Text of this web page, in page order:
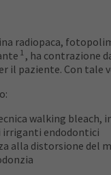
radiopaca,
1 , ha contrazione
il paziente. Con
walking bleach,
irriganti endodontici
alla distorsione del